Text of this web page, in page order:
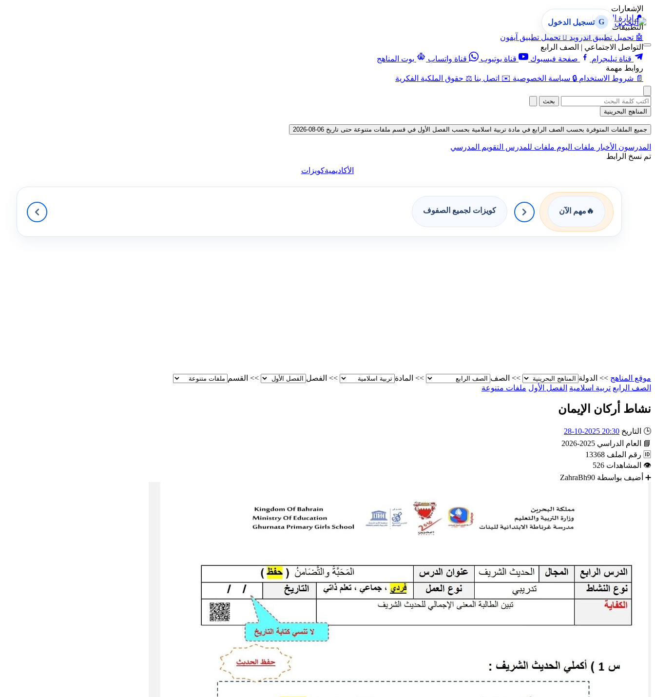
الإشعارات
🔔 إدارة الإشعارات
التطبيقات
🤖 تحميل تطبيق أندرويد  تحميل تطبيق آيفون
التواصل الاجتماعي | الصف الرابع
قناة تيليجرام
صفحة فيسبوك قناة يوتيوب قناة واتساب
بوت المناهج
روابط مهمة
📄 شروط الاستخدام 🔒 سياسة الخصوصية ✉️ اتصل بنا ⚖️ حقوق الملكية الفكرية
G تسجيل الدخول
بحث
المناهج البحرينية
جميع الملفات المتوفرة بحسب الصف الرابع في مادة تربية اسلامية بحسب الفصل الأول في قسم ملفات متنوعة حتى تاريخ 06-08-2026
المدرسون الأخبار ملفات اليوم ملفات للمدرس التقويم المدرسي
تم نسخ الرابط
الأكاديميةكويزات
🔥 مهم الآن كويزات لجميع الصفوف
موقع المناهج >> الدولة >> الصف >> المادة >> الفصل >> القسم
الصف الرابع تربية اسلامية الفصل الأول ملفات متنوعة
نشاط أركان الإيمان
🕒 التاريخ 20:30 2025-10-28
📘
العام الدراسي 2025-2026
🆔 رقم الملف 13368
👁 المشاهدات 526
➕ أضيف بواسطة ZahraBh90